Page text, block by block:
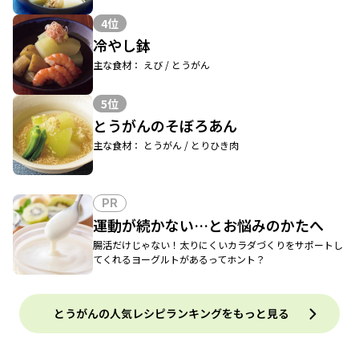
4位
冷やし鉢
主な食材： えび / とうがん
5位
とうがんのそぼろあん
主な食材： とうがん / とりひき肉
PR
運動が続かない…とお悩みのかたへ
腸活だけじゃない！太りにくいカラダづくりをサポートし
てくれるヨーグルトがあるってホント？
とうがんの人気レシピランキングをもっと見る